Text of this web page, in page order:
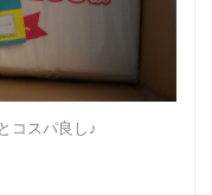
コスパ良し♪